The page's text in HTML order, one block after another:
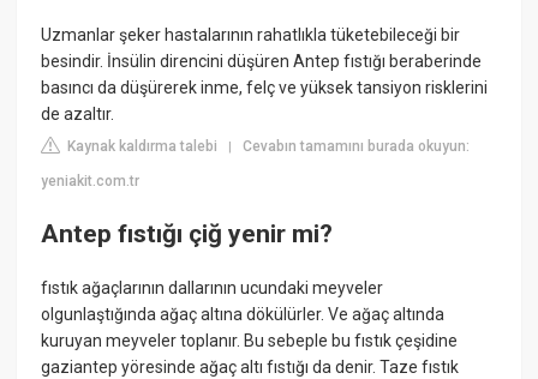
Uzmanlar şeker hastalarının rahatlıkla tüketebileceği bir
besindir. İnsülin direncini düşüren Antep fıstığı beraberinde
basıncı da düşürerek inme, felç ve yüksek tansiyon risklerini
de azaltır.
Kaynak kaldırma talebi |Cevabın tamamını burada okuyun:
yeniakit.com.tr
Antep fıstığı çiğ yenir mi?
fıstık ağaçlarının dallarının ucundaki meyveler
olgunlaştığında ağaç altına dökülürler. Ve ağaç altında
kuruyan meyveler toplanır. Bu sebeple bu fıstık çeşidine
gaziantep yöresinde ağaç altı fıstığı da denir. Taze fıstık